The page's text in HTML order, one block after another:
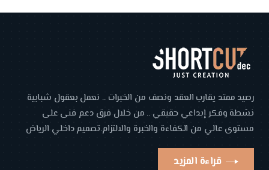
رصيد ممتد يقارب العقد ونصف من الخبرات .. نعمل بعقول شبابية
نشطة وفكر إبداعي حقيقي .. من خلال فرق دعم فنى على
مستوى عالي من الكفاءة والخبرة والالتزام.تصميم داخلي الرياض
قراءة المزيد